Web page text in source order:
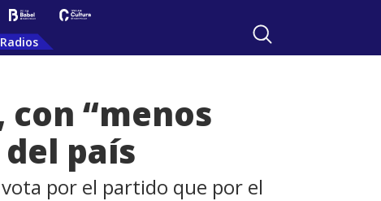
Radios
“menos
país
por el partido que por el